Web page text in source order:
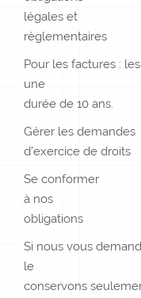
légales et
règlementaires
Pour les factures :
une
durée de 10 ans.
Gérer les demandes
d’exercice de droits
Se conformer
à nos
obligations
Si nous vous
le
conservons